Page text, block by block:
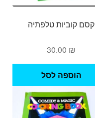
קסם קוביות טלפתיה
30.00 ₪
הוספה לסל